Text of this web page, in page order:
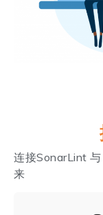
连接SonarLint
来